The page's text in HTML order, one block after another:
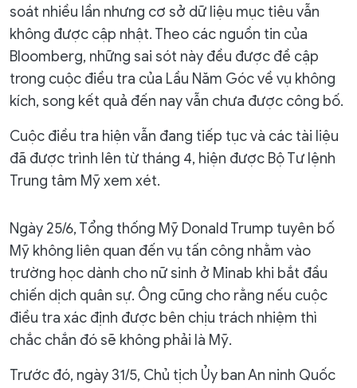
soát nhiều lần nhưng cơ sở dữ liệu mục tiêu vẫn
không được cập nhật. Theo các nguồn tin của
Bloomberg, những sai sót này đều được đề cập
trong cuộc điều tra của Lầu Năm Góc về vụ không
kích, song kết quả đến nay vẫn chưa được công bố.
Cuộc điều tra hiện vẫn đang tiếp tục và các tài liệu
đã được trình lên từ tháng 4, hiện được Bộ Tư lệnh
Trung tâm Mỹ xem xét.
Ngày 25/6, Tổng thống Mỹ Donald Trump tuyên bố
Mỹ không liên quan đến vụ tấn công nhằm vào
trường học dành cho nữ sinh ở Minab khi bắt đầu
chiến dịch quân sự. Ông cũng cho rằng nếu cuộc
điều tra xác định được bên chịu trách nhiệm thì
chắc chắn đó sẽ không phải là Mỹ.
Trước đó, ngày 31/5, Chủ tịch Ủy ban An ninh Quốc